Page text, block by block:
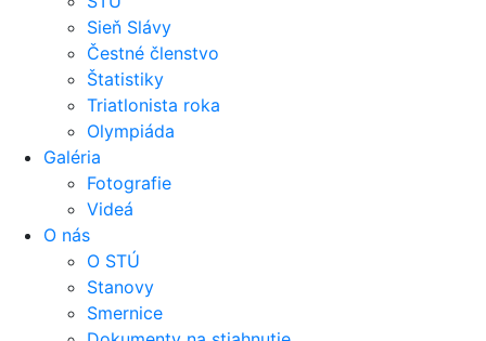
Sieň Slávy
Čestné členstvo
Štatistiky
Triatlonista roka
Olympiáda
Galéria
Fotografie
Videá
O nás
O STÚ
Stanovy
Smernice